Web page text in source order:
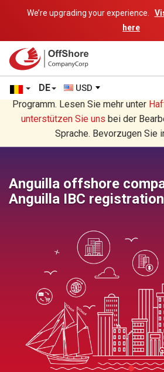
We’re upgrading your experience.
here
DE USD
Sie lesen eine Deutsche
Programm. Lesen Sie mehr unter
unterstützen Sie uns bei der
Sprache. Bevorzugen Sie
Anguilla offshore
Anguilla IBC registration